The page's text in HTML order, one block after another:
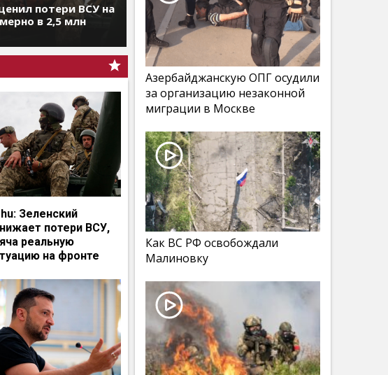
потери ВСУ на
в 2,5 млн
Зеленский
потери ВСУ,
реальную
на фронте
Азербайджанскую ОПГ осудили
за организацию незаконной
миграции в Москве
Как ВС РФ освобождали
Малиновку